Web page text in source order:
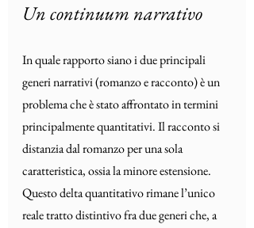
Un continuum narrativo
In quale rapporto siano i due principali
generi narrativi (romanzo e racconto) è un
problema che è stato affrontato in termini
principalmente quantitativi. Il racconto si
distanzia dal romanzo per una sola
caratteristica, ossia la minore estensione.
Questo delta quantitativo rimane l’unico
reale tratto distintivo fra due generi che, a